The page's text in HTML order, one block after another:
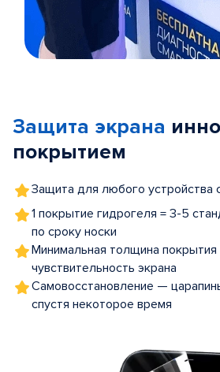
5
Защита экрана
покрытием
Защита для любого устройства
1 покрытие гидрогеля = 3-5
по сроку носки
Минимальная толщина покрытия
чувствительность экрана
Самовосстановление —
спустя некоторое время